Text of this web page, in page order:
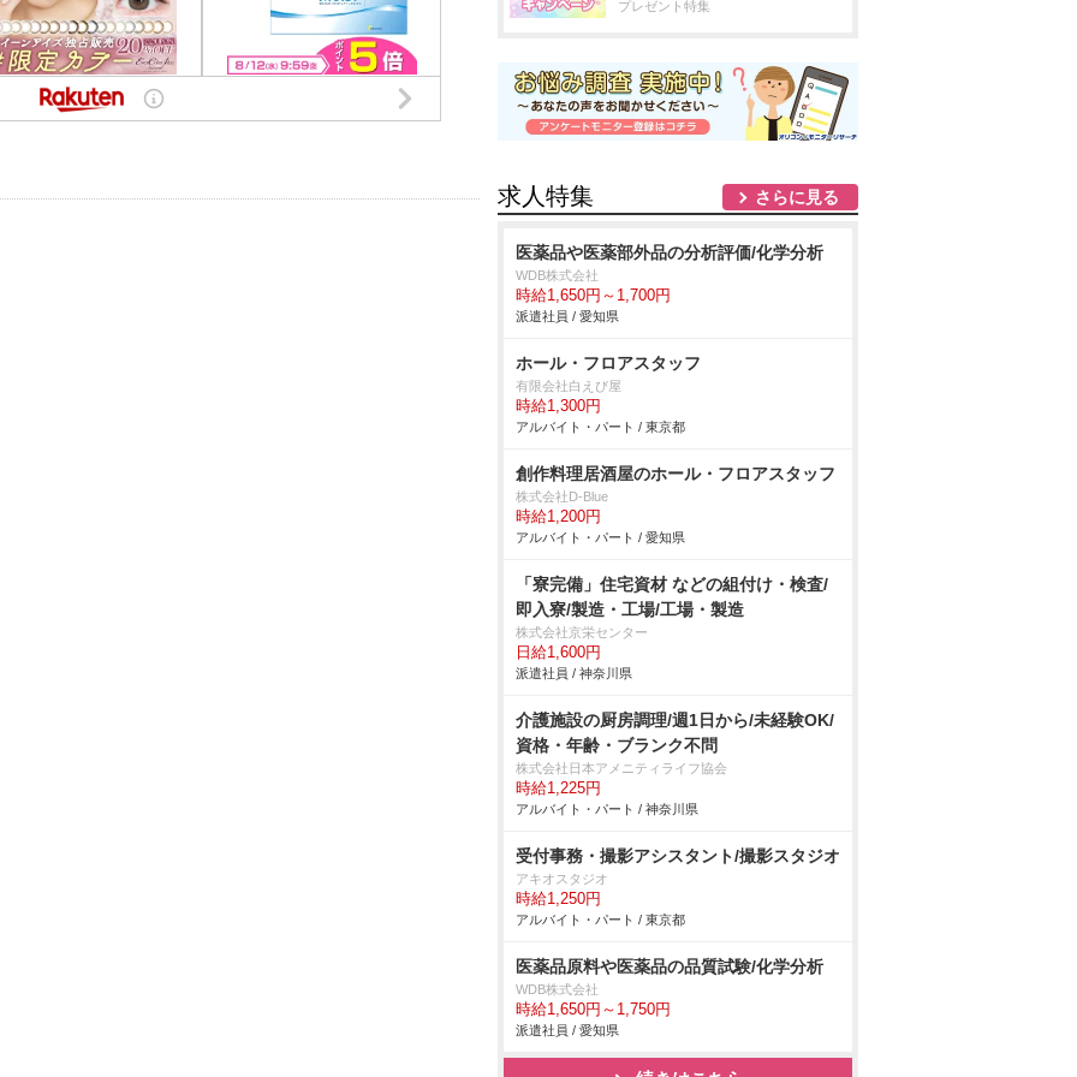
プレゼント特集
求人特集 さらに見る
医薬品や医薬部外品の分析評価/化学分析
WDB株式会社
時給1,650円～1,700円
派遣社員 / 愛知県
ホール・フロアスタッフ
有限会社白えび屋
時給1,300円
アルバイト・パート / 東京都
創作料理居酒屋のホール・フロアスタッフ
株式会社D-Blue
時給1,200円
アルバイト・パート / 愛知県
「寮完備」住宅資材 などの組付け・検査/
即入寮/製造・工場/工場・製造
株式会社京栄センター
日給1,600円
派遣社員 / 神奈川県
介護施設の厨房調理/週1日から/未経験OK/
資格・年齢・ブランク不問
株式会社日本アメニティライフ協会
時給1,225円
アルバイト・パート / 神奈川県
受付事務・撮影アシスタント/撮影スタジオ
アキオスタジオ
時給1,250円
アルバイト・パート / 東京都
医薬品原料や医薬品の品質試験/化学分析
WDB株式会社
時給1,650円～1,750円
派遣社員 / 愛知県